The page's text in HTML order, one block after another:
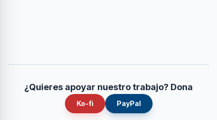
¿Quieres apoyar nuestro trabajo? Dona
Ko-fi PayPal